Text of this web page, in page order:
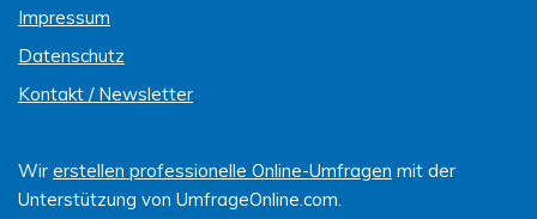
Impressum
Datenschutz
Kontakt / Newsletter
Wir erstellen professionelle Online-Umfragen mit der
Unterstützung von UmfrageOnline.com.